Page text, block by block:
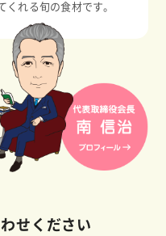
くれる旬の食材です。
せください